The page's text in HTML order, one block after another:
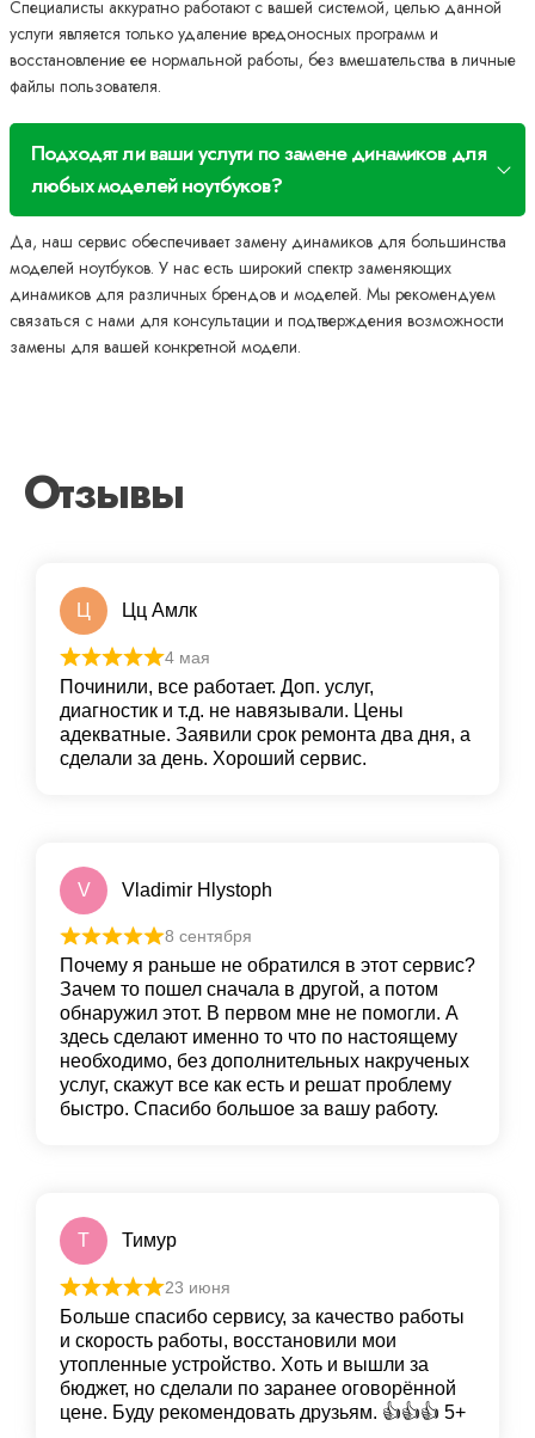
Специалисты аккуратно работают с вашей системой, целью данной
услуги является только удаление вредоносных программ и
восстановление ее нормальной работы, без вмешательства в личные
файлы пользователя.
Подходят ли ваши услуги по замене динамиков для
любых моделей ноутбуков?
Да, наш сервис обеспечивает замену динамиков для большинства
моделей ноутбуков. У нас есть широкий спектр заменяющих
динамиков для различных брендов и моделей. Мы рекомендуем
связаться с нами для консультации и подтверждения возможности
замены для вашей конкретной модели.
Отзывы
Ц Цц Амлк
4 мая
Починили, все работает. Доп. услуг,
диагностик и т.д. не навязывали. Цены
адекватные. Заявили срок ремонта два дня, а
сделали за день. Хороший сервис.
V Vladimir Hlystoph
8 сентября
Почему я раньше не обратился в этот сервис?
Зачем то пошел сначала в другой, а потом
обнаружил этот. В первом мне не помогли. А
здесь сделают именно то что по настоящему
необходимо, без дополнительных накрученых
услуг, скажут все как есть и решат проблему
быстро. Спасибо большое за вашу работу.
Т Тимур
23 июня
Больше спасибо сервису, за качество работы
и скорость работы, восстановили мои
утопленные устройство. Хоть и вышли за
бюджет, но сделали по заранее оговорённой
цене. Буду рекомендовать друзьям. 👍👍👍 5+